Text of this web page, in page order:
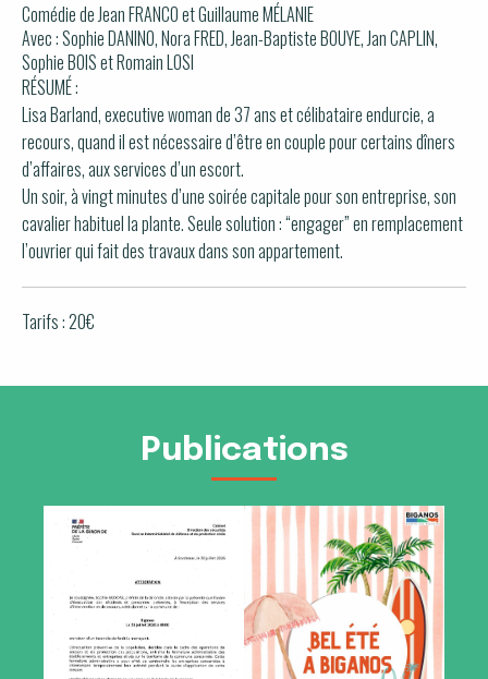
Comédie de Jean FRANCO et Guillaume MÉLANIE
Avec : Sophie DANINO, Nora FRED, Jean-Baptiste BOUYE, Jan CAPLIN,
Sophie BOIS et Romain LOSI
RÉSUMÉ :
Lisa Barland, executive woman de 37 ans et célibataire endurcie, a
recours, quand il est nécessaire d’être en couple pour certains dîners
d’affaires, aux services d’un escort.
Un soir, à vingt minutes d’une soirée capitale pour son entreprise, son
cavalier habituel la plante. Seule solution : “engager” en remplacement
l’ouvrier qui fait des travaux dans son appartement.
Tarifs : 20€
Publications